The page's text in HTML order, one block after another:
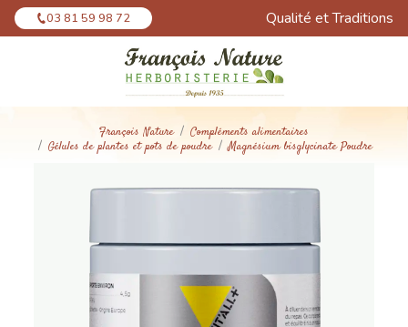
03 81 59 98 72 Qualité et Traditions
François Nature
Compléments alimentaires
Gélules de plantes et pots de poudre
Magnésium bisglycinate Poudre
Panneau de gestion des cookies